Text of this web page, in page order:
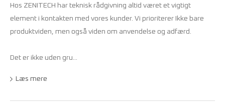
Hos ZENITECH har teknisk rådgivning altid været et vigtigt
element i kontakten med vores kunder. Vi prioriterer Ikke bare
produktviden, men også viden om anvendelse og adfærd.
Det er ikke uden gru...
Læs mere